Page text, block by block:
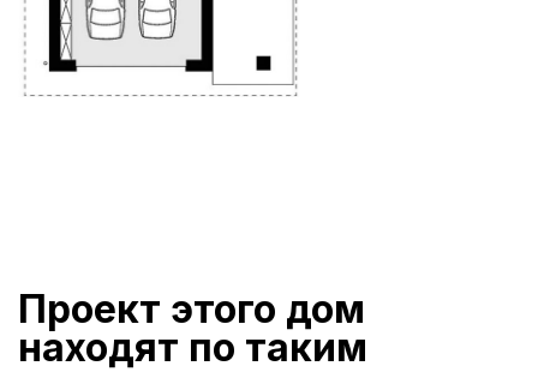
Проект этого дом
находят по таким